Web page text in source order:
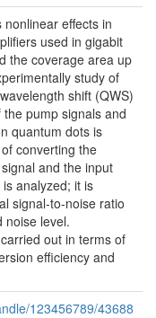
effects in
used in gigabit
the coverage area up
study of
shift (QWS)
pump signals and
quantum dots is
converting the
and the input
analyzed; it is
signal-to-noise ratio
noise level.
out in terms of
efficiency and
123456789/43688